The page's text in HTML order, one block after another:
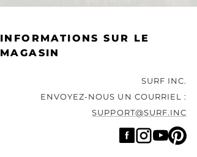
INFORMATIONS SUR LE
MAGASIN
SURF INC.
ENVOYEZ-NOUS UN COURRIEL :
SUPPORT@SURF.INC